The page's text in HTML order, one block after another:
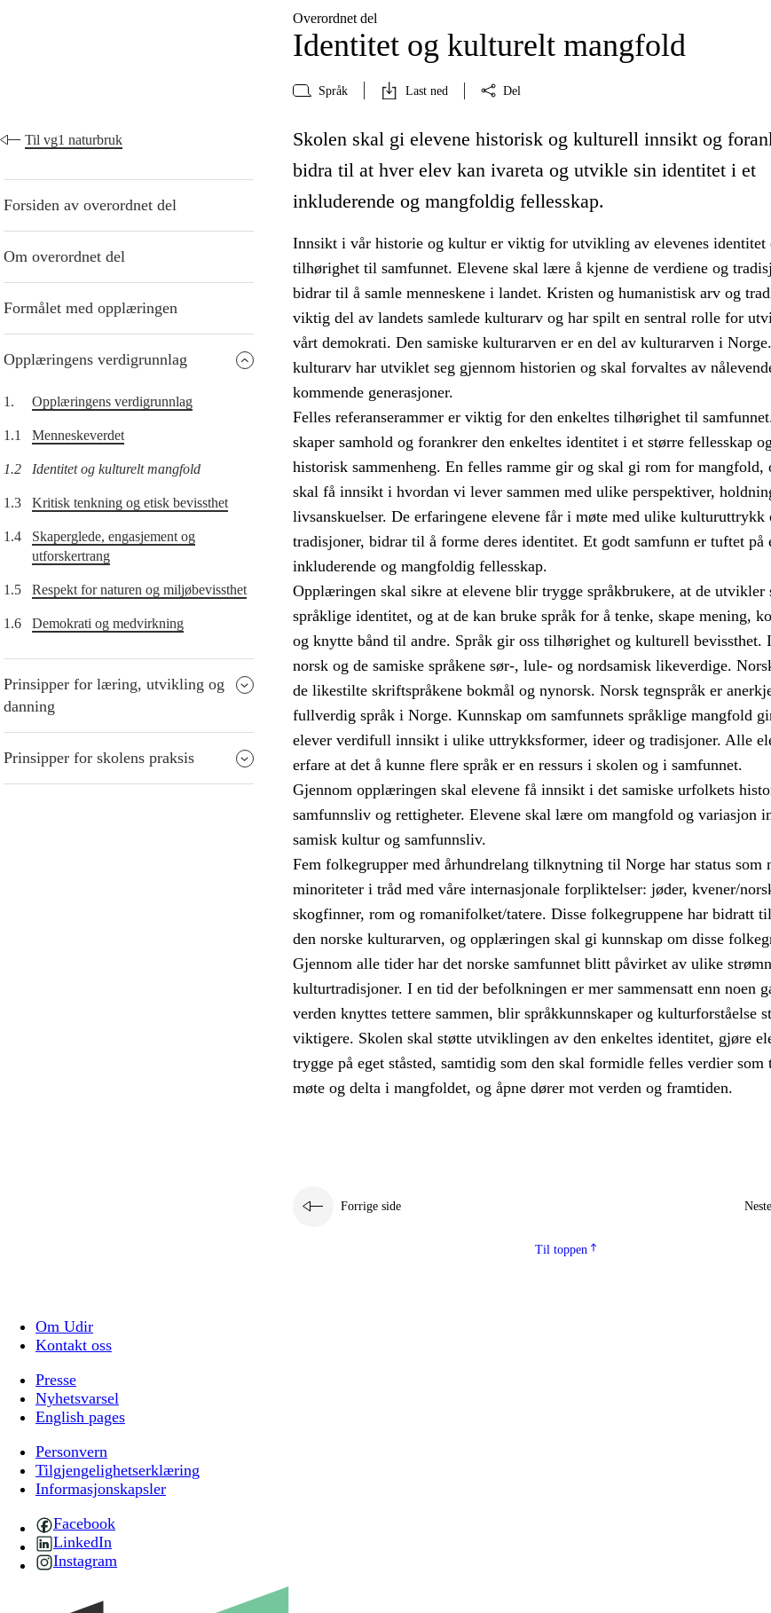
Overordnet del
Identitet og kulturelt mangfold
Språk Last ned Del
Til vg1 naturbruk
Forsiden av overordnet del
Om overordnet del
Formålet med opplæringen
Opplæringens verdigrunnlag
1. Opplæringens verdigrunnlag
1.1 Menneskeverdet
1.2 Identitet og kulturelt mangfold
1.3 Kritisk tenkning og etisk bevissthet
1.4
Skaperglede, engasjement og
utforskertrang
1.5 Respekt for naturen og miljøbevissthet
1.6 Demokrati og medvirkning
Prinsipper for læring, utvikling og
danning
Prinsipper for skolens praksis
Skolen skal gi elevene historisk og kulturell innsikt og
bidra til at hver elev kan ivareta og utvikle sin identitet i et
inkluderende og mangfoldig fellesskap.
Innsikt i vår historie og kultur er viktig for utvikling av elevenes identitet
tilhørighet til samfunnet. Elevene skal lære å kjenne de verdiene og
bidrar til å samle menneskene i landet. Kristen og humanistisk arv og
viktig del av landets samlede kulturarv og har spilt en sentral rolle for
vårt demokrati. Den samiske kulturarven er en del av kulturarven i
kulturarv har utviklet seg gjennom historien og skal forvaltes av
kommende generasjoner.
Felles referanserammer er viktig for den enkeltes tilhørighet til
skaper samhold og forankrer den enkeltes identitet i et større fellesskap
historisk sammenheng. En felles ramme gir og skal gi rom for mangfold,
skal få innsikt i hvordan vi lever sammen med ulike perspektiver,
livsanskuelser. De erfaringene elevene får i møte med ulike kulturuttrykk
tradisjoner, bidrar til å forme deres identitet. Et godt samfunn er tuftet på
inkluderende og mangfoldig fellesskap.
Opplæringen skal sikre at elevene blir trygge språkbrukere, at de utvikler
språklige identitet, og at de kan bruke språk for å tenke, skape mening,
og knytte bånd til andre. Språk gir oss tilhørighet og kulturell bevissthet.
norsk og de samiske språkene sør-, lule- og nordsamisk likeverdige.
de likestilte skriftspråkene bokmål og nynorsk. Norsk tegnspråk er
fullverdig språk i Norge. Kunnskap om samfunnets språklige mangfold
elever verdifull innsikt i ulike uttrykksformer, ideer og tradisjoner. Alle
erfare at det å kunne flere språk er en ressurs i skolen og i samfunnet.
Gjennom opplæringen skal elevene få innsikt i det samiske urfolkets
samfunnsliv og rettigheter. Elevene skal lære om mangfold og variasjon
samisk kultur og samfunnsliv.
Fem folkegrupper med århundrelang tilknytning til Norge har status som
minoriteter i tråd med våre internasjonale forpliktelser: jøder, kvener/
skogfinner, rom og romanifolket/tatere. Disse folkegruppene har bidratt
den norske kulturarven, og opplæringen skal gi kunnskap om disse
Gjennom alle tider har det norske samfunnet blitt påvirket av ulike
kulturtradisjoner. I en tid der befolkningen er mer sammensatt enn noen
verden knyttes tettere sammen, blir språkkunnskaper og kulturforståelse
viktigere. Skolen skal støtte utviklingen av den enkeltes identitet, gjøre
trygge på eget ståsted, samtidig som den skal formidle felles verdier som
møte og delta i mangfoldet, og åpne dører mot verden og framtiden.
Forrige side
Til toppen
Om Udir
Kontakt oss
Presse
Nyhetsvarsel
English pages
Personvern
Tilgjengelighetserklæring
Informasjonskapsler
Facebook
LinkedIn
Instagram